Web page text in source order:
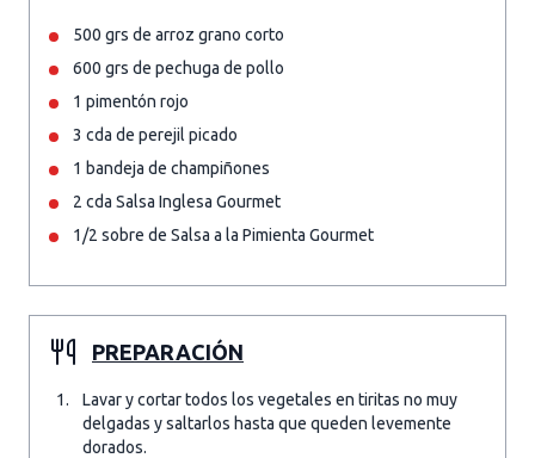
500 grs de arroz grano corto
600 grs de pechuga de pollo
1 pimentón rojo
3 cda de perejil picado
1 bandeja de champiñones
2 cda Salsa Inglesa Gourmet
1/2 sobre de Salsa a la Pimienta Gourmet
PREPARACIÓN
Lavar y cortar todos los vegetales en tiritas no muy
delgadas y saltarlos hasta que queden levemente
dorados.